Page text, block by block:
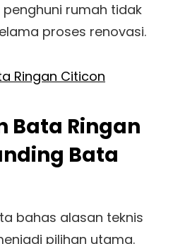
rumah tidak
proses renovasi.
Ringan Citicon
Bata Ringan
Bata
bahas alasan teknis
pilihan utama.